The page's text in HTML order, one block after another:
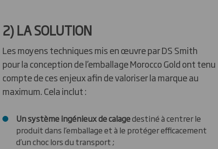
2) LA SOLUTION
Les moyens techniques mis en œuvre par DS Smith
pour la conception de l’emballage Morocco Gold ont tenu
compte de ces enjeux afin de valoriser la marque au
maximum. Cela inclut :
Un système ingénieux decalagedestiné à centrer le
produit dans l’emballage et à le protéger efficacement
d’un choc lors du transport ;